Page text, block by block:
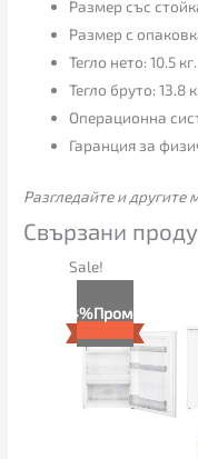
Размер със
Размер с
Тегло нето: 10.5 кг.
Тегло бруто: 13.8
Операционна
Гаранция за
Разгледайте и другите
Свързани
Sale!
4%Промо
price
235.00€.